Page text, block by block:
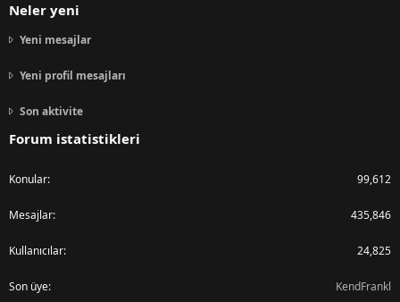
Neler yeni
Yeni mesajlar
Yeni profil mesajları
Son aktivite
Forum istatistikleri
Konular 99,612
Mesajlar 435,846
Kullanıcılar 24,825
Son üye KendFrankl